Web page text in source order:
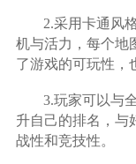
2.采用卡通风
机与活力，每个地
了游戏的可玩性，
3.玩家可以与
升自己的排名，与
战性和竞技性。